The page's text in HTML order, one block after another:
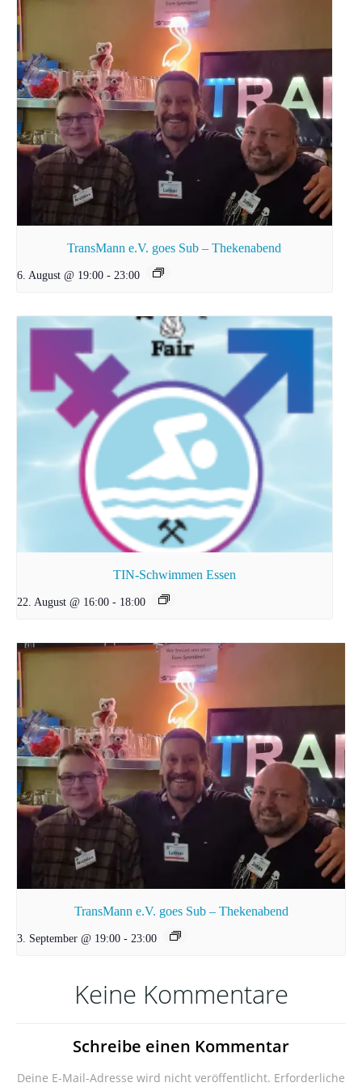
TransMann e.V. goes Sub – Thekenabend
6. August @ 19:00 - 23:00
TIN-Schwimmen Essen
22. August @ 16:00 - 18:00
TransMann e.V. goes Sub – Thekenabend
3. September @ 19:00 - 23:00
Keine Kommentare
Schreibe einen Kommentar
Deine E-Mail-Adresse wird nicht veröffentlicht. Erforderliche